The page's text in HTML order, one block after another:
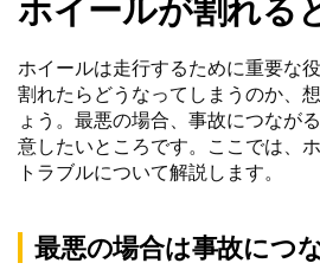
ホイールが割れる
ホイールは走行するために重要な
割れたらどうなってしまうのか、
ょう。最悪の場合、事故につなが
意したいところです。ここでは、
トラブルについて解説します。
最悪の場合は事故につ